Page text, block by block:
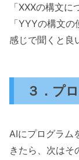
「XXXの構文
「YYYの構文
感じで聞くと良
３．プ
AIにプログラム
きたら、次はそ